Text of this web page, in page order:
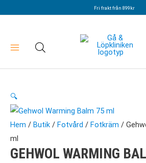
Fri frakt från 899kr
🔍
Hem / Butik / Fotvård / Fotkräm /
ml
GEHWOL WARMING